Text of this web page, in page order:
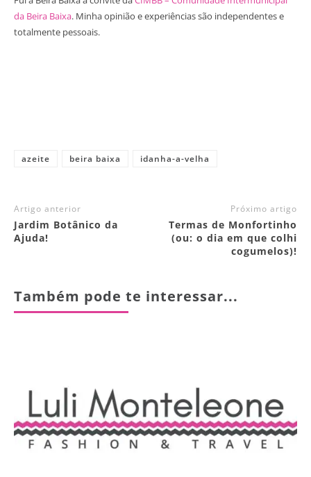
da Beira Baixa. Minha opinião e experiências são independentes e
totalmente pessoais.
azeite beira baixa idanha-a-velha
Artigo anterior
Jardim Botânico da
Ajuda!
Próximo artigo
Termas de Monfortinho
(ou: o dia em que colhi
cogumelos)!
Também pode te interessar...